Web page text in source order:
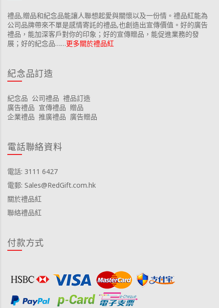
禮品,贈品和紀念品能讓人聯想起愛與關懷以及一份情。禮品紅能為
公司品牌帶來不單是感情寄託的禮品,也創造出宣傳價值。好的廣告
禮品，能加深客戶對你的印象；好的宣傳贈品，能促進業務的發
展；好的紀念品……更多關於禮品紅
紀念品訂造
紀念品 公司禮品 禮品訂造
廣告禮品 宣傳禮品 贈品
企業禮品 推廣禮品 廣告贈品
電話聯絡資料
電話: 3111 6427
電郵: Sales@RedGift.com.hk
關於禮品紅
聯絡禮品紅
付款方式